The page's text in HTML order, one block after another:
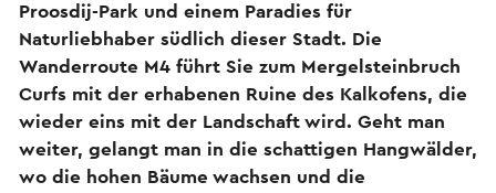
Proosdij-Park und einem Paradies für
Naturliebhaber südlich dieser Stadt. Die
Wanderroute M4 führt Sie zum Mergelsteinbruch
Curfs mit der erhabenen Ruine des Kalkofens, die
wieder eins mit der Landschaft wird. Geht man
weiter, gelangt man in die schattigen Hangwälder,
wo die hohen Bäume wachsen und die